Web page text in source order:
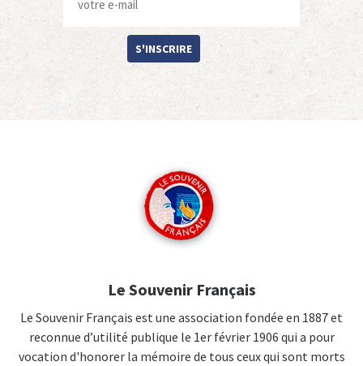
S'INSCRIRE
Le Souvenir Français
Le Souvenir Français est une association fondée en 1887 et
reconnue d’utilité publique le 1er février 1906 qui a pour
vocation d'honorer la mémoire de tous ceux qui sont morts